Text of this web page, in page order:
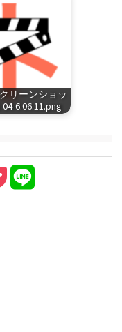
リーンショッ
04-6.06.11.png